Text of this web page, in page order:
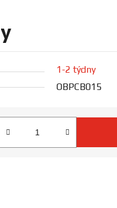
1-2 týdny
OBPCB015